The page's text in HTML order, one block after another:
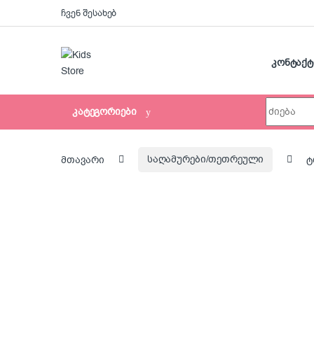
Skip to navigation
Skip to contentჩვენ შესახებ
კატეგორიები
მთავარი საღამურები/თეთრეული